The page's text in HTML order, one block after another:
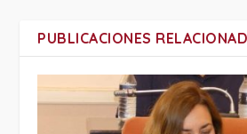
PUBLICACIONES